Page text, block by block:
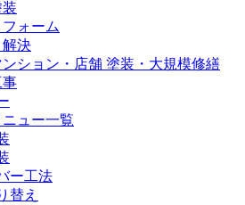
ォーム
決
ション・店舗 塗装・大規模修繕
事
ュー一覧
ー工法
替え